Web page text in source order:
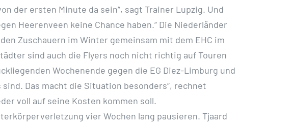
der ersten Minute da sein“, sagt Trainer Lupzig. Und
Heerenveen keine Chance haben.“ Die Niederländer
Zuschauern im Winter gemeinsam mit dem EHC im
sind auch die Flyers noch nicht richtig auf Touren
Wochenende gegen die EG Diez-Limburg und
Das macht die Situation besonders“, rechnet
voll auf seine Kosten kommen soll.
vier Wochen lang pausieren. Tjaard